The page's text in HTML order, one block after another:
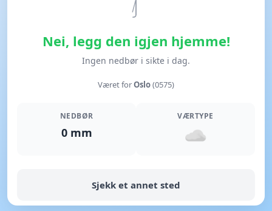
Nei, legg den igjen hjemme!
Ingen nedbør i sikte i dag.
Været forOslo(0575)
NEDBØR
0 mm
VÆRTYPE
Sjekk et annet sted